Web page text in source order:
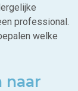
professional.
welke
naar